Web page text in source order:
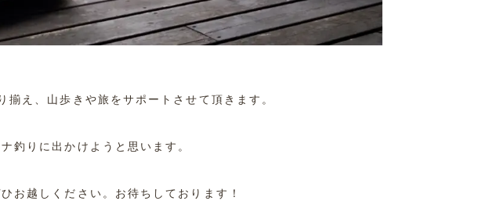
え、山歩きや旅をサポートさせて頂きます。
釣りに出かけようと思います。
お越しください。お待ちしております！